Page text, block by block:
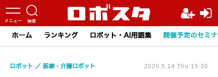
ホーム ランキング ロボット・AI用語集 開催予定のセミ
ロボット 医療・介護ロボット 2026.5.14 Thu 15:30